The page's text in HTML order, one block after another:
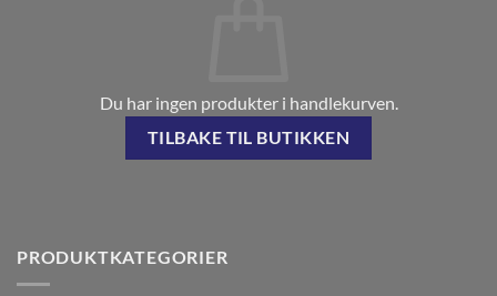
Du har ingen produkter i handlekurven.
TILBAKE TIL BUTIKKEN
PRODUKTKATEGORIER